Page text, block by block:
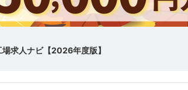
求人ナビ【2026年度版】